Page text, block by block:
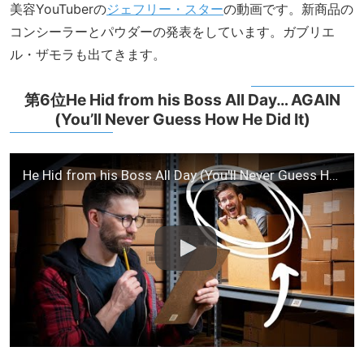
美容YouTuberのジェフリー・スターの動画です。新商品の
コンシーラーとパウダーの発表をしています。ガブリエ
ル・ザモラも出てきます。
第6位He Hid from his Boss All Day… AGAIN
(You’ll Never Guess How He Did It)
He Hid from his Boss All Day (You'll Never Guess How) • Hidden in Plain Sight #2